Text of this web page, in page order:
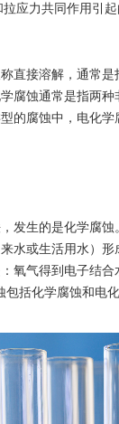
应力共同作用引起
直接溶解，通常
腐蚀通常是指两
的腐蚀中，电化学
发生的是化学腐
水或生活用水）
氧气得到电子结
括化学腐蚀和电化